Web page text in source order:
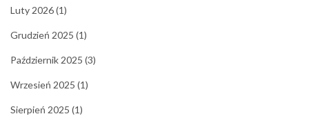
Luty 2026(1)
Grudzień 2025 (1)
Październik 2025 (3)
Wrzesień 2025 (1)
Sierpień 2025 (1)